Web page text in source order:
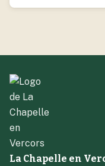
La Chapelle en